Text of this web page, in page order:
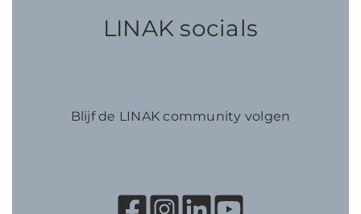
LINAK socials
Blijf de LINAK community volgen